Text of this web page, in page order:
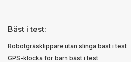
Bäst i test:
Robotgräsklippare utan slinga bäst i test
GPS-klocka för barn bäst i test